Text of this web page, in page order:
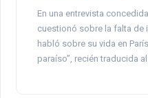
En una entrevista
cuestionó sobre la falta de
habló sobre su vida en
paraíso”, recién traducida